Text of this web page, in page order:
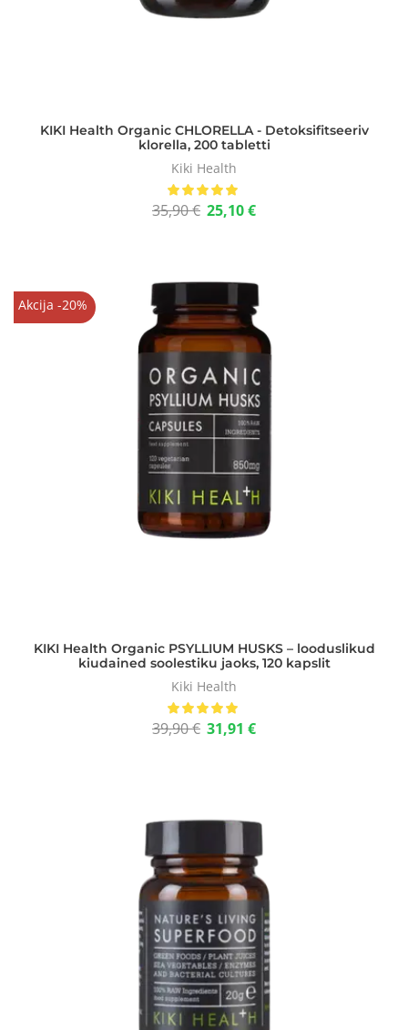
KIKI Health Organic CHLORELLA - Detoksifitseeriv
klorella, 200 tabletti
Kiki Health
35,90€ 25,10€
Akcija -20%
KIKI Health Organic PSYLLIUM HUSKS – looduslikud
kiudained soolestiku jaoks, 120 kapslit
Kiki Health
39,90€ 31,91 €